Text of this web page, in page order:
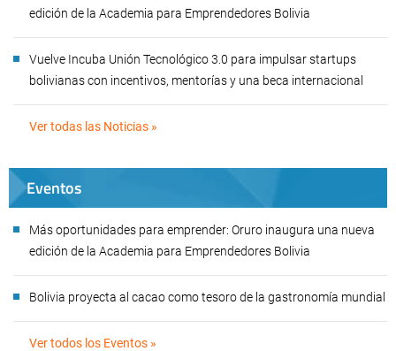
edición de la Academia para Emprendedores Bolivia
Vuelve Incuba Unión Tecnológico 3.0 para impulsar startups
bolivianas con incentivos, mentorías y una beca internacional
Ver todas las Noticias »
Eventos
Más oportunidades para emprender: Oruro inaugura una nueva
edición de la Academia para Emprendedores Bolivia
Bolivia proyecta al cacao como tesoro de la gastronomía mundial
Ver todos los Eventos »